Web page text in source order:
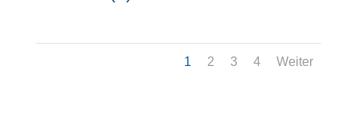
1 2 3 4 Weiter